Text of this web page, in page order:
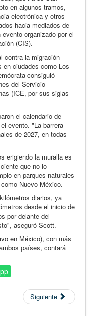
en algunos tramos,
electrónica y otros
hacia mediados de
organizado por el
(CIS).
contra la migración
en ciudades como Los
consiguió
del Servicio
(ICE, por sus siglas
el calendario de
evento. "La barrera
de 2027, en todas
erigiendo la muralla es
que no lo
en parques naturales
Nuevo México.
diarios, ya
desde el inicio de
por delante del
aseguró Scott.
en México), con más
países, contará
Siguiente